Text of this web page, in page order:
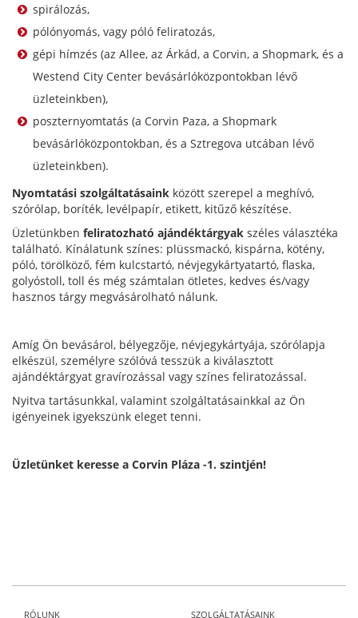
spirálozás,
pólónyomás, vagy póló feliratozás,
gépi hímzés (az Allee, az Árkád, a Corvin, a Shopmark, és a
Westend City Center bevásárlóközpontokban lévő
üzleteinkben),
poszternyomtatás (a Corvin Paza, a Shopmark
bevásárlóközpontokban, és a Sztregova utcában lévő
üzleteinkben).
Nyomtatási szolgáltatásaink között szerepel a meghívó,
szórólap, boríték, levélpapír, etikett, kitűző készítése.
Üzletünkben feliratozható ajándéktárgyak széles választéka
található. Kínálatunk színes: plüssmackó, kispárna, kötény,
póló, törölköző, fém kulcstartó, névjegykártyatartó, flaska,
golyóstoll, toll és még számtalan ötletes, kedves és/vagy
hasznos tárgy megvásárolható nálunk.
Amíg Ön bevásárol, bélyegzője, névjegykártyája, szórólapja
elkészül, személyre szólóvá tesszük a kiválasztott
ajándéktárgyat gravírozással vagy színes feliratozással.
Nyitva tartásunkkal, valamint szolgáltatásainkkal az Ön
igényeinek igyekszünk eleget tenni.
Üzletünket keresse a Corvin Pláza -1. szintjén!
RÓLUNK SZOLGÁLTATÁSAINK